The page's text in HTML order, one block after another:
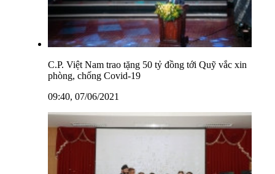
C.P. Việt Nam trao tặng 50 tỷ đồng tới Quỹ vắc xin
phòng, chống Covid-19
09:40, 07/06/2021